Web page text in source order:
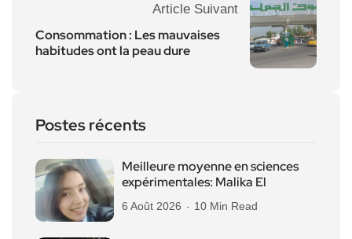
Article Suivant
Consommation : Les mauvaises
habitudes ont la peau dure
Postes récents
Meilleure moyenne en sciences
expérimentales: Malika El
6 Août 2026 10 Min Read